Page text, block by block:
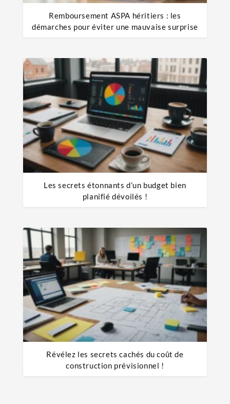
Remboursement ASPA héritiers : les
démarches pour éviter une mauvaise surprise
Les secrets étonnants d’un budget bien
planifié dévoilés !
Révélez les secrets cachés du coût de
construction prévisionnel !